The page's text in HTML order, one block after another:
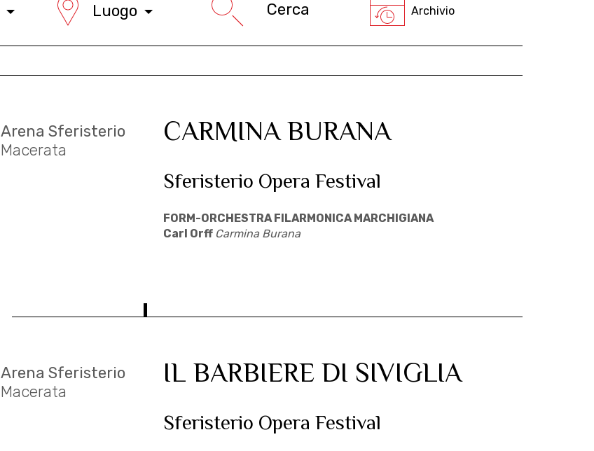
Luogo Archivio
CARMINA BURANA
Sferisterio Opera Festival
FORM-ORCHESTRA FILARMONICA MARCHIGIANA
Carl Orff Carmina Burana
Arena Sferisterio
Macerata
IL BARBIERE DI SIVIGLIA
Sferisterio Opera Festival
Arena Sferisterio
Macerata